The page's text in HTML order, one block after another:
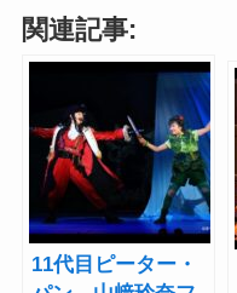
関連記事:
11代目ピーター・